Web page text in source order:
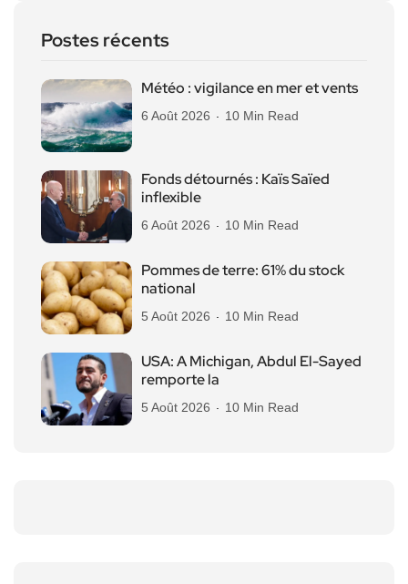
Postes récents
Météo : vigilance en mer et vents
6 Août 2026 10 Min Read
Fonds détournés : Kaïs Saïed
inflexible
6 Août 2026 10 Min Read
Pommes de terre: 61% du stock
national
5 Août 2026 10 Min Read
USA: A Michigan, Abdul El-Sayed
remporte la
5 Août 2026 10 Min Read